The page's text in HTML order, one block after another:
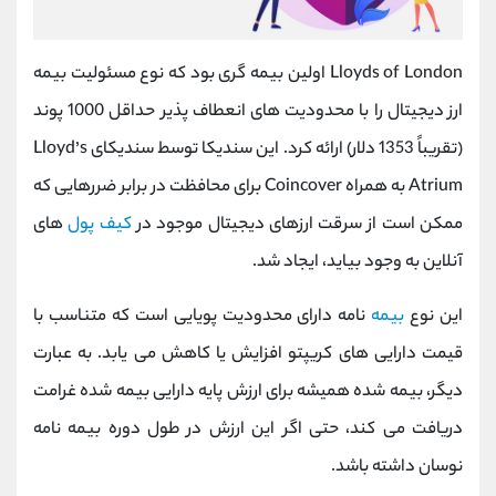
Lloyds of London اولین بیمه‌ گری بود که نوع مسئولیت بیمه
ارز دیجیتال را با محدودیت‌ های انعطاف ‌پذیر حداقل 1000 پوند
(تقریباً 1353 دلار) ارائه کرد. این سندیکا توسط سندیکای Lloyd’s
Atrium به همراه Coincover برای محافظت در برابر ضررهایی که
ممکن است از سرقت ارزهای دیجیتال موجود درکیف پولهای
آنلاین به وجود بیاید، ایجاد شد.
این نوع بیمه نامه دارای محدودیت پویایی است که متناسب با
قیمت دارایی های کریپتو افزایش یا کاهش می یابد. به عبارت
دیگر، بیمه شده همیشه برای ارزش پایه دارایی بیمه شده غرامت
دریافت می کند، حتی اگر این ارزش در طول دوره بیمه نامه
نوسان داشته باشد.